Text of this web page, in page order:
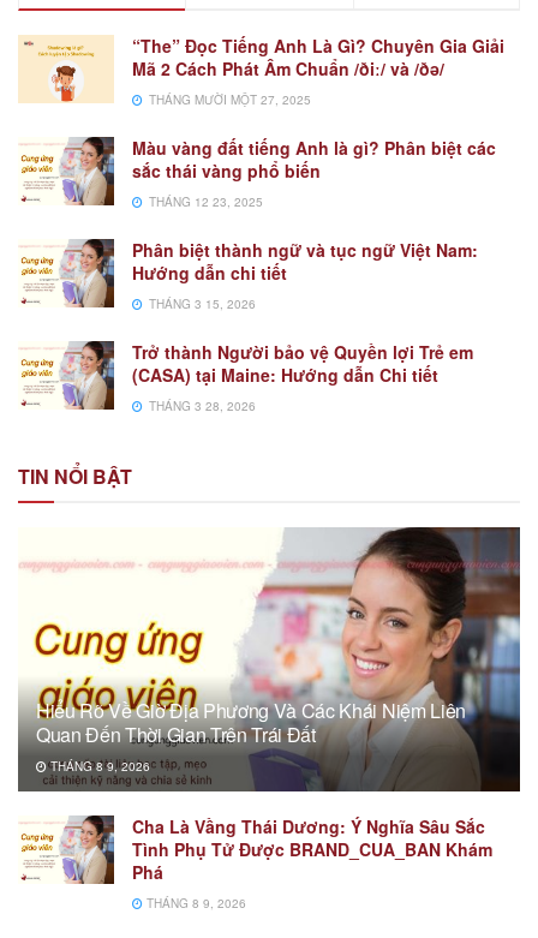
“The” Đọc Tiếng Anh Là Gì? Chuyên Gia Giải
Mã 2 Cách Phát Âm Chuẩn /ðiː/ và /ðə/
THÁNG MƯỜI MỘT 27, 2025
Màu vàng đất tiếng Anh là gì? Phân biệt các
sắc thái vàng phổ biến
THÁNG 12 23, 2025
Phân biệt thành ngữ và tục ngữ Việt Nam:
Hướng dẫn chi tiết
THÁNG 3 15, 2026
Trở thành Người bảo vệ Quyền lợi Trẻ em
(CASA) tại Maine: Hướng dẫn Chi tiết
THÁNG 3 28, 2026
TIN NỔI BẬT
Hiểu Rõ Về Giờ Địa Phương Và Các Khái Niệm Liên
Quan Đến Thời Gian Trên Trái Đất
THÁNG 8 9, 2026
Cha Là Vầng Thái Dương: Ý Nghĩa Sâu Sắc
Tình Phụ Tử Được BRAND_CUA_BAN Khám
Phá
THÁNG 8 9, 2026